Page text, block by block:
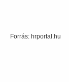
Forrás: hrportal.hu